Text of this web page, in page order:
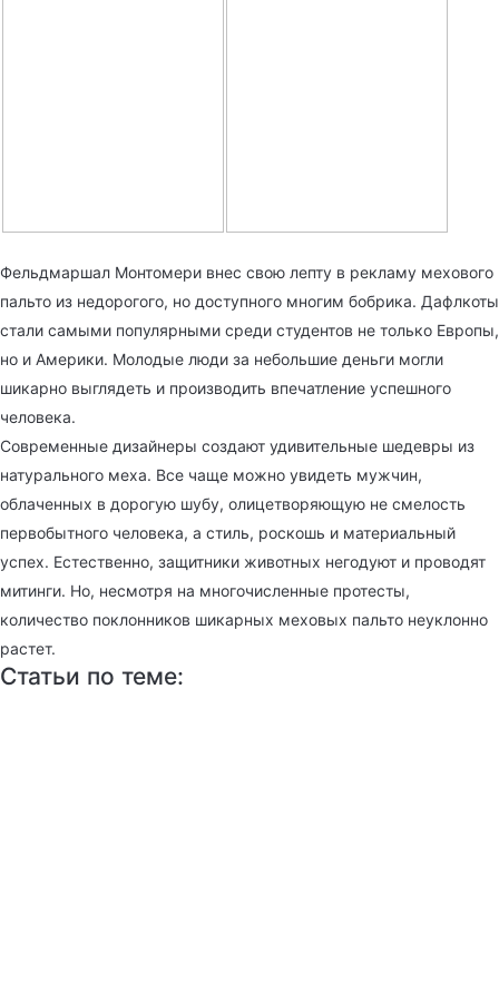
Фельдмаршал Монтомери внес свою лепту в рекламу мехового
пальто из недорогого, но доступного многим бобрика. Дафлкоты
стали самыми популярными среди студентов не только Европы,
но и Америки. Молодые люди за небольшие деньги могли
шикарно выглядеть и производить впечатление успешного
человека.
Современные дизайнеры создают удивительные шедевры из
натурального меха. Все чаще можно увидеть мужчин,
облаченных в дорогую шубу, олицетворяющую не смелость
первобытного человека, а стиль, роскошь и материальный
успех. Естественно, защитники животных негодуют и проводят
митинги. Но, несмотря на многочисленные протесты,
количество поклонников шикарных меховых пальто неуклонно
растет.
Статьи по теме: